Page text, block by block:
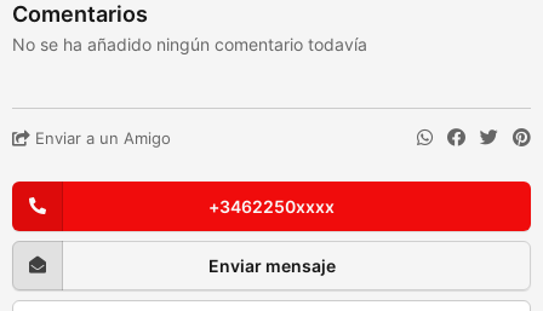
Comentarios
No se ha añadido ningún comentario todavía
Enviar a un Amigo
+3462250xxxx
Enviar mensaje